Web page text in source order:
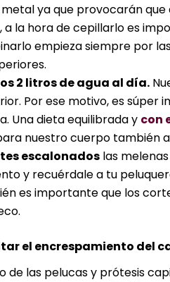
ya que provocarán
a la hora de cepillarlo es
empieza siempre por
2 litros de agua al día.
Por ese motivo, es
Una dieta equilibrada y con
nuestro cuerpo también
escalonados las
y recuérdale a tu
es importante que los
el encrespamiento del
de las pelucas y prótesis